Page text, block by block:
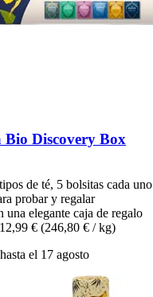
Bio Discovery Box
de té, 5 bolsitas cada uno
probar y regalar
una elegante caja de regalo
12,99 € (246,80 € / kg)
el 17 agosto